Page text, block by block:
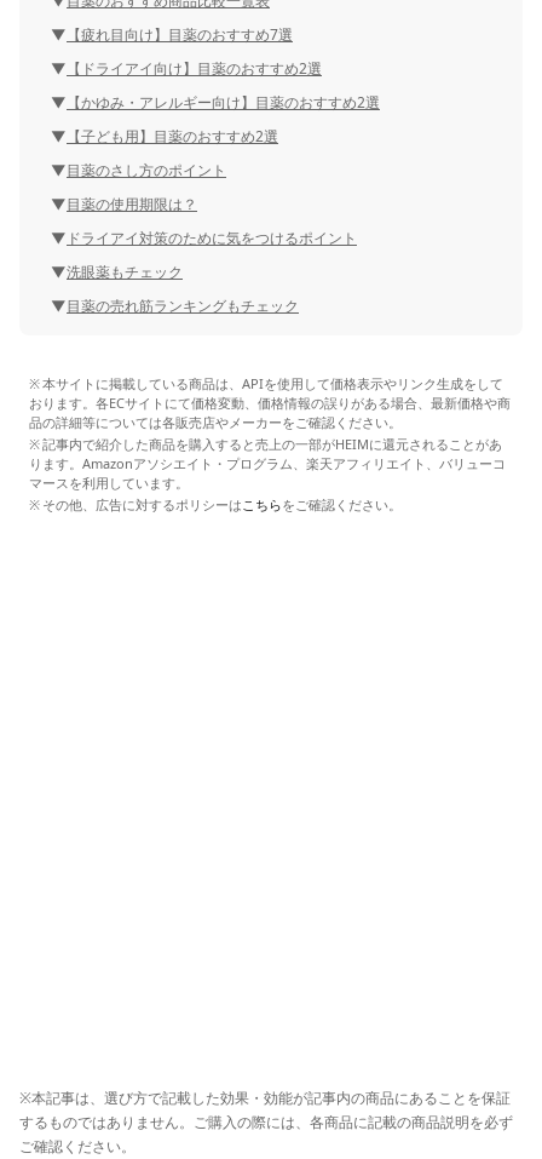
【疲れ目向け】目薬のおすすめ7選
【ドライアイ向け】目薬のおすすめ2選
【かゆみ・アレルギー向け】目薬のおすすめ2選
【子ども用】目薬のおすすめ2選
目薬のさし方のポイント
目薬の使用期限は？
ドライアイ対策のために気をつけるポイント
洗眼薬もチェック
目薬の売れ筋ランキングもチェック
本サイトに掲載している商品は、APIを使用して価格表示やリンク生成をして
おります。各ECサイトにて価格変動、価格情報の誤りがある場合、最新価格や商
品の詳細等については各販売店やメーカーをご確認ください。
記事内で紹介した商品を購入すると売上の一部がHEIMに還元されることがあ
ります。Amazonアソシエイト・プログラム、楽天アフィリエイト、バリューコ
マースを利用しています。
その他、広告に対するポリシーはこちらをご確認ください。
※本記事は、選び方で記載した効果・効能が記事内の商品にあることを保証
するものではありません。ご購入の際には、各商品に記載の商品説明を必ず
ご確認ください。